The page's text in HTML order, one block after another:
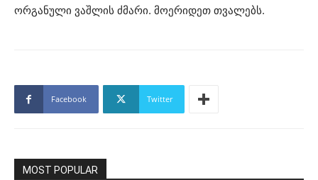
ორგანული ვაშლის ძმარი. მოერიდეთ თვალებს.
Facebook Twitter
MOST POPULAR